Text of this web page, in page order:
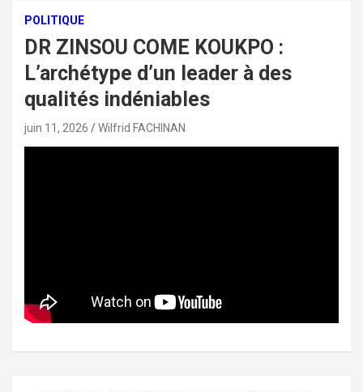
POLITIQUE
DR ZINSOU COME KOUKPO :
L’archétype d’un leader à des
qualités indéniables
juin 11, 2026 Wilfrid FACHINAN